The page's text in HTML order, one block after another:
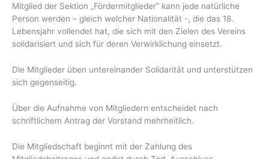
Mitglied der Sektion „Fördermitglieder“ kann jede natürliche
Person werden – gleich welcher Nationalität -, die das 18.
Lebensjahr vollendet hat, die sich mit den Zielen des Vereins
solidarisiert und sich für deren Verwirklichung einsetzt.
Die Mitglieder üben untereinander Solidarität und unterstützen
sich gegenseitig.
Über die Aufnahme von Mitgliedern entscheidet nach
schriftlichem Antrag der Vorstand mehrheitlich.
Die Mitgliedschaft beginnt mit der Zahlung des